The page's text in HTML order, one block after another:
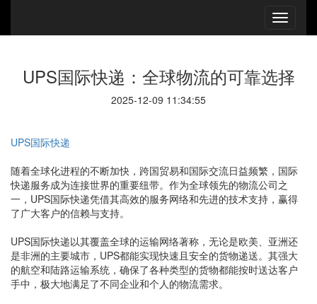
UPS国际快递：全球物流的可靠选择
2025-12-09 11:34:55
UPS国际快递
随着全球化进程的不断加快，跨国贸易和国际交流日益频繁，国际
快递服务成为连接世界的重要纽带。作为全球领先的物流公司之
一，UPS国际快递凭借其高效的服务网络和先进的技术支持，赢得
了广大客户的信赖与支持。
UPS国际快递以其覆盖全球的运输网络著称，无论是欧美、亚洲还
是非洲的主要城市，UPS都能实现快速且安全的货物递送。其强大
的航空和陆路运输系统，确保了各种类型的货物都能按时送达客户
手中，极大地满足了不同企业和个人的物流需求。